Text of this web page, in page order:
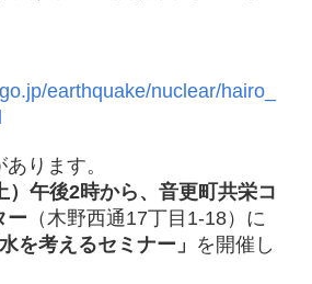
earthquake/nuclear/hairo_
ります。
）午後2時から、音更町共栄コ
ー （木野西通17丁目1-18）に
を考えるセミナー」 を開催し